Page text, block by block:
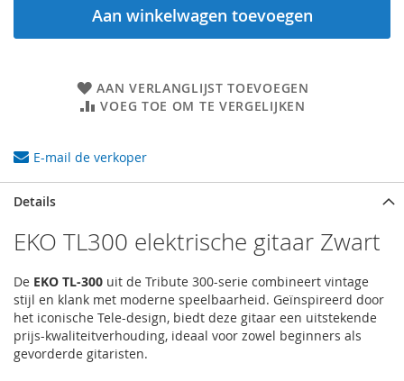
Aan winkelwagen toevoegen
AAN VERLANGLIJST TOEVOEGEN
VOEG TOE OM TE VERGELIJKEN
E-mail de verkoper
Details
EKO TL300 elektrische gitaar Zwart
De EKO TL-300 uit de Tribute 300-serie combineert vintage
stijl en klank met moderne speelbaarheid. Geïnspireerd door
het iconische Tele-design, biedt deze gitaar een uitstekende
prijs-kwaliteitverhouding, ideaal voor zowel beginners als
gevorderde gitaristen.